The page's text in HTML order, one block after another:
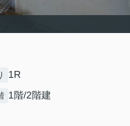
1R
1階/2階建